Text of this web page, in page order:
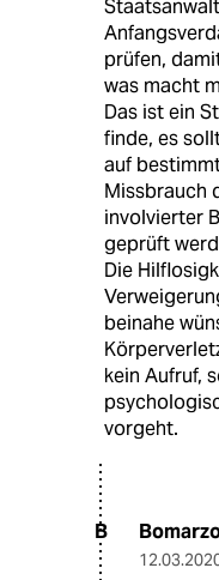
prüfen,
was macht
Das ist ein
finde, es
auf
Missbrauch
involvierter
geprüft
Die
beinahe
kein Aufruf,
vorgeht.
B